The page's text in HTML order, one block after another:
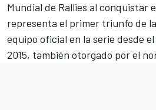
Mundial de Rallies al conquistar
representa el primer triunfo de
equipo oficial en la serie desde
2015, también otorgado por el